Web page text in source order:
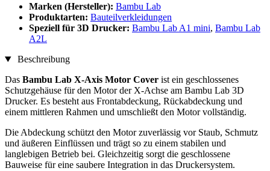
Marken (Hersteller): Bambu Lab
Produktarten: Bauteilverkleidungen
Speziell für 3D Drucker: Bambu Lab A1 mini, Bambu Lab
A2L
Beschreibung
Das Bambu Lab X-Axis Motor Cover ist ein geschlossenes
Schutzgehäuse für den Motor der X-Achse am Bambu Lab 3D
Drucker. Es besteht aus Frontabdeckung, Rückabdeckung und
einem mittleren Rahmen und umschließt den Motor vollständig.
Die Abdeckung schützt den Motor zuverlässig vor Staub, Schmutz
und äußeren Einflüssen und trägt so zu einem stabilen und
langlebigen Betrieb bei. Gleichzeitig sorgt die geschlossene
Bauweise für eine saubere Integration in das Druckersystem.